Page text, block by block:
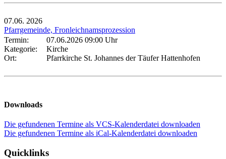
07.06. 2026
Pfarrgemeinde, Fronleichnamsprozession
Termin:
07.06.2026 09:00 Uhr
Kategorie:
Kirche
Ort:
Pfarrkirche St. Johannes der Täufer Hattenhofen
Downloads
Die gefundenen Termine als VCS-Kalenderdatei downloaden
Die gefundenen Termine als iCal-Kalenderdatei downloaden
Quicklinks